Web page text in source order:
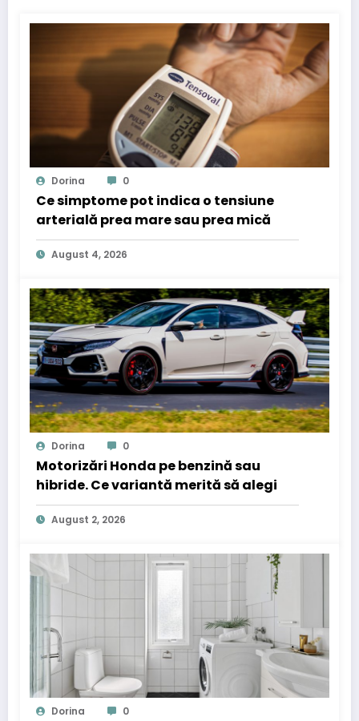
Dorina 0
Ce simptome pot indica o tensiune
arterială prea mare sau prea mică
August 4, 2026
Dorina 0
Motorizări Honda pe benzină sau
hibride. Ce variantă merită să alegi
August 2, 2026
Dorina 0